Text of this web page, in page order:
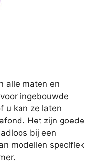
alle maten en
ingebouwde
u kan ze laten
Het zijn goede
bij een
modellen specifiek